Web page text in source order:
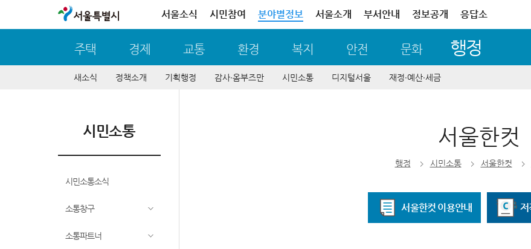
서울특별시 서울소식 시민참여 분야별정보 서울소개 부서안내 정보공개 응답소
주택 경제 교통 환경 복지 안전 문화 행정
새소식 정책소개 기획행정 감사∙옴부즈만 시민소통 디지털서울 재정∙예산∙세금
시민소통
시민소통소식
소통창구
소통파트너
서울한컷
행정 시민소통 서울한컷
서울한컷 이용안내 저